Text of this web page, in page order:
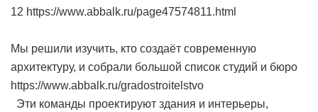
12 https://www.abbalk.ru/page47574811.html
Мы решили изучить, кто создаёт современную
архитектуру, и собрали большой список студий и бюро
https://www.abbalk.ru/gradostroitelstvo
Эти команды проектируют здания и интерьеры,